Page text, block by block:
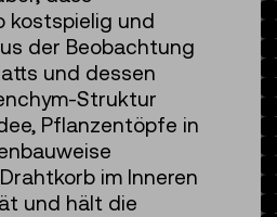
kostspielig und
der Beobachtung
und dessen
Struktur
Pflanzentöpfe in
im Inneren
und hält die